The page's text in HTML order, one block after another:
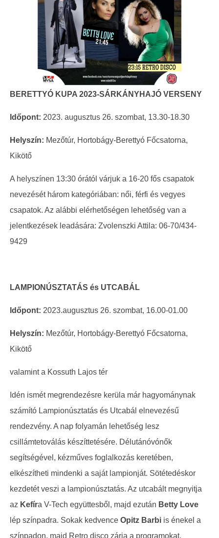
BERETTYÓ KUPA 2023-SÁRKÁNYHAJÓ VERSENY
Időpont: 2023. augusztus 26. szombat, 13.30-18.30
Helyszín: Mezőtúr, Hortobágy-Berettyó Főcsatorna,
Kikötő
A helyszínen 13:30 órától várjuk a 16-20 fős csapatok
nevezését három kategóriában: női, férfi és vegyes
csapatok. Az alábbi elérhetőségen lehetőség van a
jelentkezések leadására: Zvolenszki Attila: 06-70/434-
9429
LAMPIONÚSZTATÁS és UTCABÁL
Időpont: 2023.augusztus 26. szombat, 16.00-01.00
Helyszín: Mezőtúr, Hortobágy-Berettyó Főcsatorna,
Kikötő
valamint a Kossuth Lajos tér
Idén ismét megrendezésre kerüla már hagyománynak
számító Lampionúsztatás és Utcabál elnevezésű
rendezvény. A nap folyamán lehetőség lesz
csillámtetoválás készíttetésére. Délutánóvónők
segítségével, kézműves foglalkozás keretében,
elkészítheti mindenki a saját lampionját. Sötétedéskor
kezdetét veszi a lampionúsztatás. Az utcabált megnyitja
az Kefíra V-Tech együttesből, majd ezután Betty Love
lép színpadra. Sokak kedvence Opitz Barbi is énekel a
színpadon, majd Retro disco zárja a programokat.